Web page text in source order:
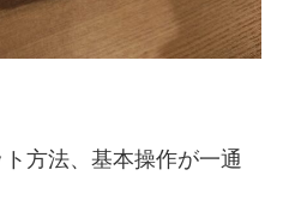
方法、基本操作が一通